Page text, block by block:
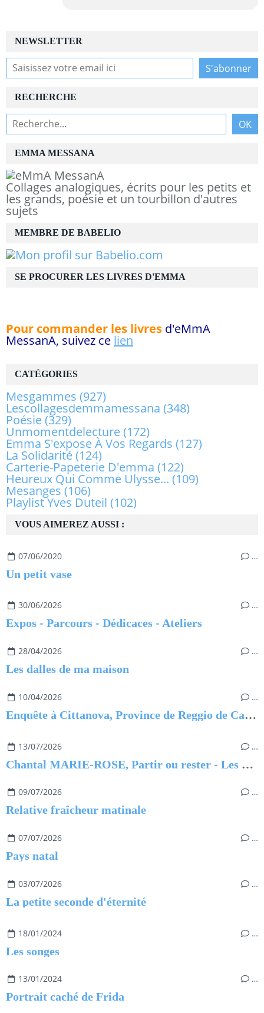
NEWSLETTER
RECHERCHE
EMMA MESSANA
Collages analogiques, écrits pour les petits et
les grands, poésie et un tourbillon d'autres
sujets
VOUS AIMEREZ AUSSI :
07/06/2020 …
Un petit vase
30/06/2026 …
Expos - Parcours - Dédicaces - Ateliers
28/04/2026 …
Les dalles de ma maison
10/04/2026 …
Enquête à Cittanova, Province de Reggio de Calabre
13/07/2026 …
Chantal MARIE-ROSE, Partir ou rester - Les clés pour évoluer professionnellement sans regret
09/07/2026 …
Relative fraîcheur matinale
07/07/2026 …
Pays natal
03/07/2026 …
La petite seconde d'éternité
18/01/2024 …
Les songes
13/01/2024 …
Portrait caché de Frida
CATÉGORIES
Mesgammes (927)
Lescollagesdemmamessana (348)
Poésie(329)
Unmomentdelecture(172)
Emma S'expose À Vos Regards (127)
La Solidarité(124)
Carterie-Papeterie D'emma (122)
Heureux Qui Comme Ulysse... (109)
Mesanges(106)
Playlist Yves Duteil (102)
MEMBRE DE BABELIO
SE PROCURER LES LIVRES D'EMMA
Pour commander les livres d'eMmA
MessanA, suivez ce lien